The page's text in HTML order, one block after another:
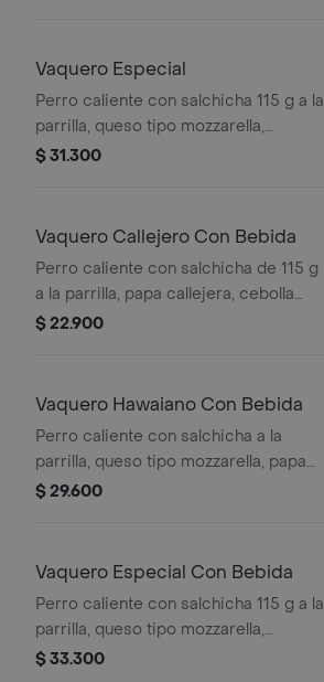
Vaquero Especial
Perro caliente con salchicha 115 g a la
parrilla, queso tipo mozzarella,
tocineta picada, papa callejera,
$ 31.300
Vaquero Callejero Con Bebida
Perro caliente con salchicha de 115 g
a la parrilla, papa callejera, cebolla
picada, salsa blanca, salsa de tomate
$ 22.900
Vaquero Hawaiano Con Bebida
Perro caliente con salchicha a la
parrilla, queso tipo mozzarella, papa
callejera, piña, salsa blanca y salsa de
$ 29.600
Vaquero Especial Con Bebida
Perro caliente con salchicha 115 g a la
parrilla, queso tipo mozzarella,
tocineta picada, papa callejera,
$ 33.300